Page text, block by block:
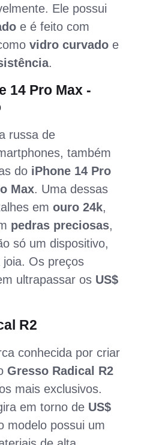
Ele possui
e é feito com
vidro curvado e
.
14 Pro Max -
russa de
também
do iPhone 14 Pro
Max. Uma dessas
em ouro 24k,
pedras preciosas,
só um dispositivo,
Os preços
ultrapassar os US$
R2
conhecida por criar
Gresso Radical R2
mais exclusivos.
em torno de US$
modelo possui um